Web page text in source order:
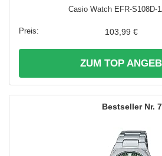
Casio Watch EFR-S108D-
103,99 €
ZUM TOP
7